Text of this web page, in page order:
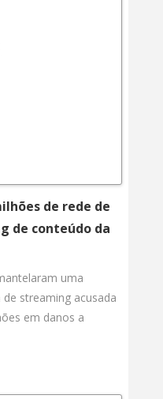
de rede de
de conteúdo da
uma
streaming acusada
em danos a